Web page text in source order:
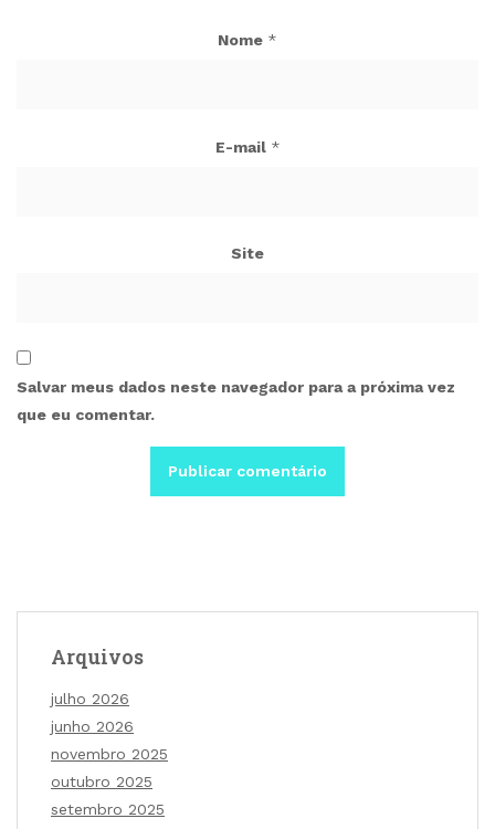
Nome *
E-mail *
Site
Salvar meus dados neste navegador para a próxima vez
que eu comentar.
Arquivos
julho 2026
junho 2026
novembro 2025
outubro 2025
setembro 2025